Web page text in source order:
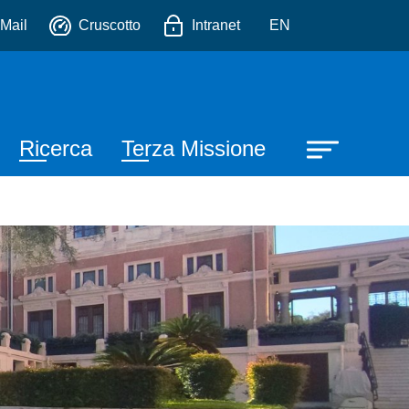
Mail Cruscotto Intranet EN
Ricerca Terza Missione